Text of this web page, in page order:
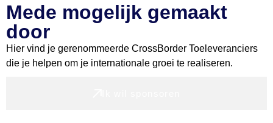
Mede mogelijk gemaakt
door
Hier vind je gerenommeerde CrossBorder Toeleveranciers
die je helpen om je internationale groei te realiseren.